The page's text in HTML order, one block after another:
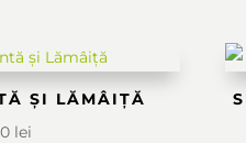
ȘI LĂMÂIȚĂ
lei